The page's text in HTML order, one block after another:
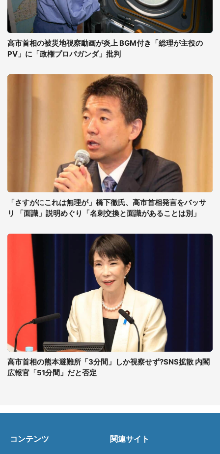
高市首相の被災地視察動画が炎上 BGM付き「総理が主役の
PV」に「政権プロパガンダ」批判
「さすがにこれは無理が」橋下徹氏、高市首相発言をバッサ
リ 「面識」説明めぐり「名刺交換と面識があることは別」
高市首相の熊本避難所「3分間」しか視察せず?SNS拡散 内閣
広報官「51分間」だと否定
コンテンツ 関連サイト